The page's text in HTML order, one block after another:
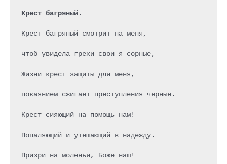
Крест багряный.
Крест багряный смотрит на меня,
чтоб увидела грехи свои я сорные,
Жизни крест защиты для меня,
покаянием сжигает преступления черные.
Крест сияющий на помощь нам!
Попаляющий и утешающий в надежду.
Призри на моленья, Боже наш!